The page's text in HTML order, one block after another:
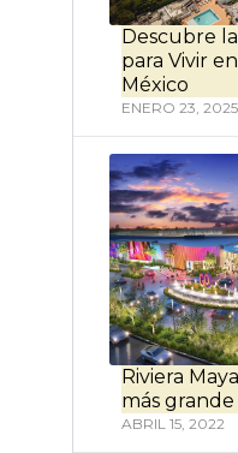
Descubre
para Vivir
México
ENERO 23, 2025
Riviera
más
ABRIL 15, 2022